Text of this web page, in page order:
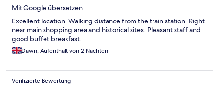
Mit Google übersetzen
Excellent location. Walking distance from the train station. Right
near main shopping area and historical sites. Pleasant staff and
good buffet breakfast.
Dawn, Aufenthalt von 2 Nächten
Verifizierte Bewertung